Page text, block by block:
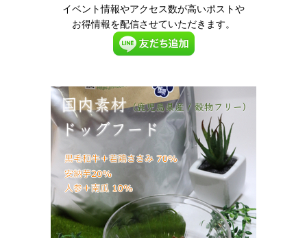
イベント情報やアクセス数が高いポストや
お得情報を配信させていただきます。